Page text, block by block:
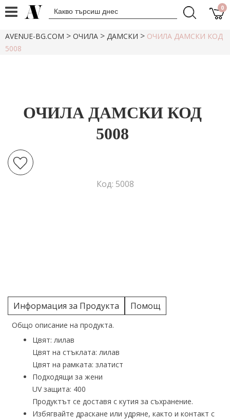
0
AVENUE-BG.COM > ОЧИЛА > ДАМСКИ > ОЧИЛА ДАМСКИ КОД
5008
ОЧИЛА ДАМСКИ КОД
5008
Код: 5008
Информация за Продукта Помощ
Общо описание на продукта.
Цвят: лилав
Цвят на стъклата: лилав
Цвят на рамката: златист
Подходящи за жени
UV защита: 400
Продуктът се доставя с кутия за съхранение.
Избягвайте драскане или удряне, както и контакт с